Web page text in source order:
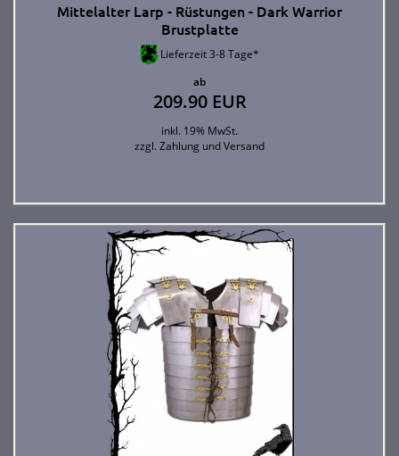
Mittelalter Larp - Rüstungen - Dark Warrior
Brustplatte
Lieferzeit 3-8 Tage*
ab
209.90 EUR
inkl. 19% MwSt.
zzgl.Zahlung und Versand